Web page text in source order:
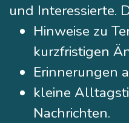
und Interessierte.
Hinweise zu
kurzfristigen
Erinnerungen
kleine
Nachrichten.